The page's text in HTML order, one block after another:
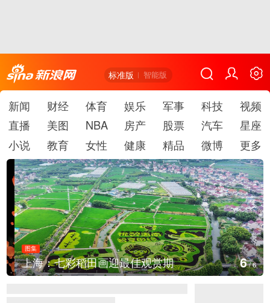
标准版 智能版
新闻 财经 体育 娱乐 军事 科技
视频
直播
美图 NBA 房产 股票 汽车
星座
小说
教育 女性 健康 精品 微博 更多
图集
上海：七彩稻田画迎最佳观赏期 6/6